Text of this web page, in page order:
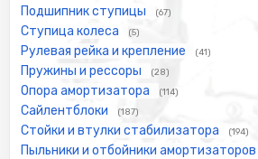
Подшипник ступицы (67)
Ступица колеса (5)
Рулевая рейка и крепление (41)
Пружины и рессоры (28)
Опора амортизатора (114)
Сайлентблоки (187)
Стойки и втулки стабилизатора (194)
Пыльники и отбойники амортизаторов